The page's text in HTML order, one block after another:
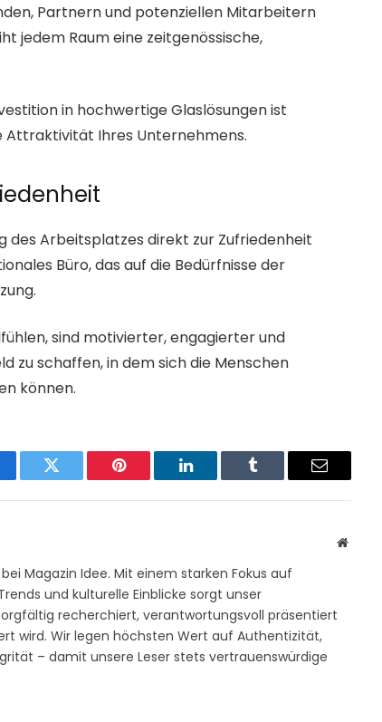
Partnern und potenziellen Mitarbeitern
jedem Raum eine zeitgenössische,
in hochwertige Glaslösungen ist
Attraktivität Ihres Unternehmens.
Arbeitsplatzes direkt zur Zufriedenheit
Büro, das auf die Bedürfnisse der
sind motivierter, engagierter und
zu schaffen, in dem sich die Menschen
können.
Twitter Pinterest LinkedIn Tumblr Email
Website
Magazin Idee. Mit einem starken Fokus auf
und kulturelle Einblicke sorgt unser
recherchiert, verantwortungsvoll präsentiert
wird. Wir legen höchsten Wert auf Authentizität,
– damit unsere Leser stets vertrauenswürdige